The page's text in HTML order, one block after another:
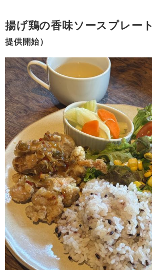
揚げ鶏の香味ソースプレート
提供開始）